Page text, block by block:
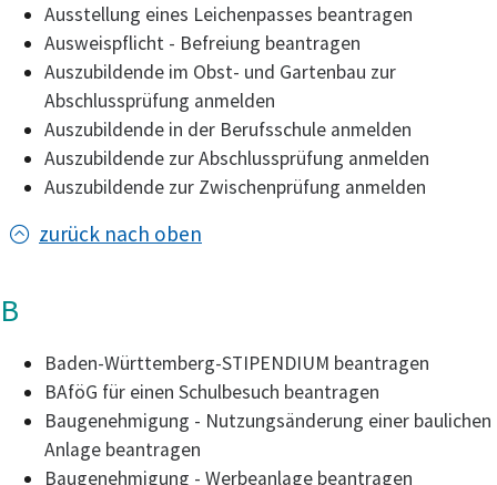
Ausstellung eines Leichenpasses beantragen
Ausweispflicht - Befreiung beantragen
Auszubildende im Obst- und Gartenbau zur
Abschlussprüfung anmelden
Auszubildende in der Berufsschule anmelden
Auszubildende zur Abschlussprüfung anmelden
Auszubildende zur Zwischenprüfung anmelden
zurück nach oben
B
Baden-Württemberg-STIPENDIUM beantragen
BAföG für einen Schulbesuch beantragen
Baugenehmigung - Nutzungsänderung einer baulichen
Anlage beantragen
Baugenehmigung - Werbeanlage beantragen